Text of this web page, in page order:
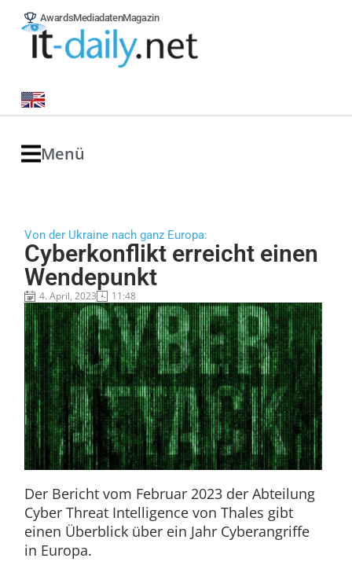
AwardsMediadatenMagazin
Menü
Von der Ukraine nach ganz Europa:
Cyberkonflikt erreicht einen
Wendepunkt
4. April, 2023 11:48
Der Bericht vom Februar 2023 der Abteilung
Cyber Threat Intelligence von Thales gibt
einen Überblick über ein Jahr Cyberangriffe
in Europa.